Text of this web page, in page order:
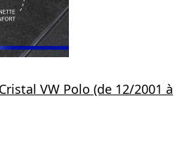
VW Polo (de 12/2001 à